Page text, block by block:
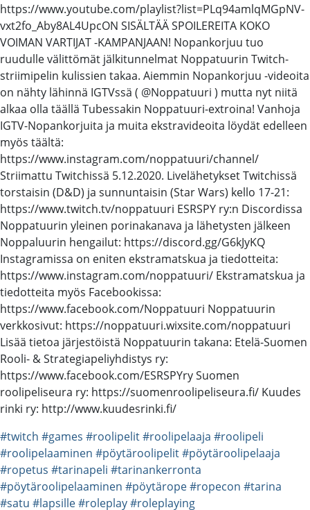
https://www.youtube.com/playlist?list=PLq94amlqMGpNV-
vxt2fo_Aby8AL4UpcON SISÄLTÄÄ SPOILEREITA KOKO
VOIMAN VARTIJAT -KAMPANJAAN! Nopankorjuu tuo
ruudulle välittömät jälkitunnelmat Noppatuurin Twitch-
striimipelin kulissien takaa. Aiemmin Nopankorjuu -videoita
on nähty lähinnä IGTVssä ( @Noppatuuri ) mutta nyt niitä
alkaa olla täällä Tubessakin Noppatuuri-extroina! Vanhoja
IGTV-Nopankorjuita ja muita ekstravideoita löydät edelleen
myös täältä:
https://www.instagram.com/noppatuuri/channel/
Striimattu Twitchissä 5.12.2020. Livelähetykset Twitchissä
torstaisin (D&D) ja sunnuntaisin (Star Wars) kello 17-21:
https://www.twitch.tv/noppatuuri ESRSPY ry:n Discordissa
Noppatuurin yleinen porinakanava ja lähetysten jälkeen
Noppaluurin hengailut: https://discord.gg/G6kJyKQ
Instagramissa on eniten ekstramatskua ja tiedotteita:
https://www.instagram.com/noppatuuri/ Ekstramatskua ja
tiedotteita myös Facebookissa:
https://www.facebook.com/Noppatuuri Noppatuurin
verkkosivut: https://noppatuuri.wixsite.com/noppatuuri
Lisää tietoa järjestöistä Noppatuurin takana: Etelä-Suomen
Rooli- & Strategiapeliyhdistys ry:
https://www.facebook.com/ESRSPYry Suomen
roolipeliseura ry: https://suomenroolipeliseura.fi/ Kuudes
rinki ry: http://www.kuudesrinki.fi/
#twitch #games #roolipelit#roolipelaaja #roolipeli
#roolipelaaminen #pöytäroolipelit#pöytäroolipelaaja
#ropetus #tarinapeli #tarinankerronta
#pöytäroolipelaaminen #pöytärope#ropecon #tarina
#satu #lapsille#roleplay#roleplaying